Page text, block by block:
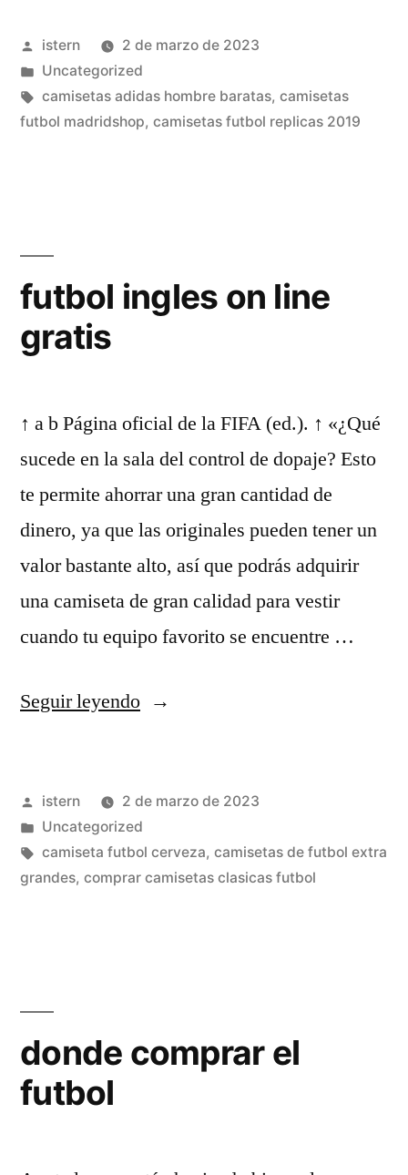
fc»
Publicado
por
istern
2 de marzo de 2023
Publicado
en
Uncategorized
Etiquetas:
camisetas adidas hombre baratas, camisetas
futbol madridshop, camisetas futbol replicas 2019
futbol ingles on line
gratis
↑ a b Página oficial de la FIFA (ed.). ↑ «¿Qué
sucede en la sala del control de dopaje? Esto
te permite ahorrar una gran cantidad de
dinero, ya que las originales pueden tener un
valor bastante alto, así que podrás adquirir
una camiseta de gran calidad para vestir
cuando tu equipo favorito se encuentre …
Seguir leyendo«futbol
line
gratis»
Publicado
por
istern
2 de marzo de 2023
Publicado
en
Uncategorized
Etiquetas:
camiseta futbol cerveza, camisetas de futbol extra
grandes, comprar camisetas clasicas futbol
donde comprar el
futbol